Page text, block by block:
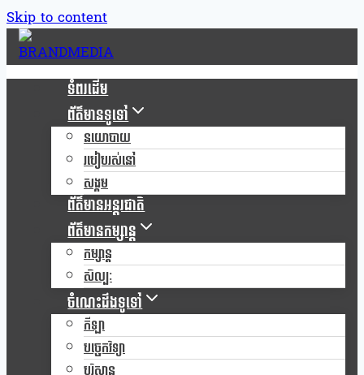
Skip to content
ទំពរដើម
ព័ត៌មានទូទៅ
នយោបាយ
របៀបរស់នៅ
សង្គម
ព័ត៌មានអន្តរជាតិ
ព័ត៌មានកម្សាន្ត
កម្សាន្ត
សិល្បៈ
ចំណេះដឹងទូទៅ
កីឡា
បច្ចេកវិទ្យា